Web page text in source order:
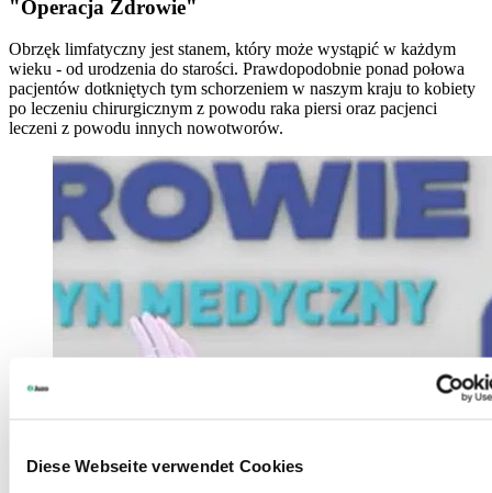
Diese Webseite verwendet Cookies
"Operacja Zdrowie"
Obrzęk limfatyczny jest stanem, który może wystąpić w każdym
wieku - od urodzenia do starości. Prawdopodobnie ponad połowa
pacjentów dotkniętych tym schorzeniem w naszym kraju to kobiety
po leczeniu chirurgicznym z powodu raka piersi oraz pacjenci
leczeni z powodu innych nowotworów.